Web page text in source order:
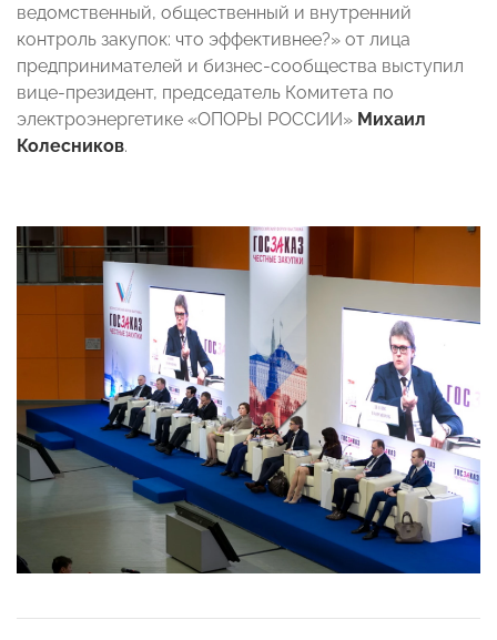
ведомственный, общественный и внутренний
контроль закупок: что эффективнее?» от лица
предпринимателей и бизнес-сообщества выступил
вице-президент, председатель Комитета по
электроэнергетике «ОПОРЫ РОССИИ» Михаил
Колесников.